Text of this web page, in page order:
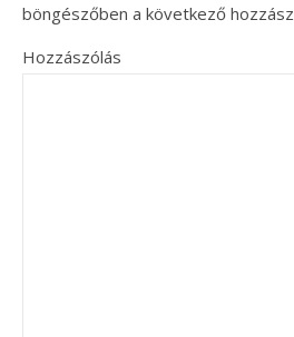
böngészőben a következő
Hozzászólás